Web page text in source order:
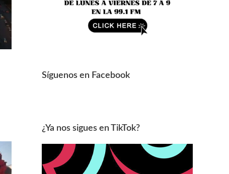
Síguenos en Facebook
¿Ya nos sigues en TikTok?